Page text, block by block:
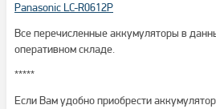
Panasonic LC-R0612P
Все перечисленные аккумуляторы в
оперативном складе.
*****
Если Вам удобно приобрести